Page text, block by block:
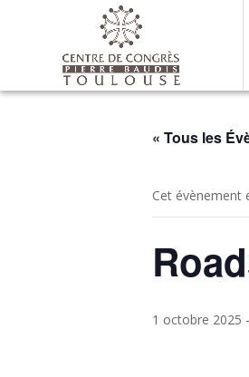
« Tous les
Cet évènement
1 octobre 2025